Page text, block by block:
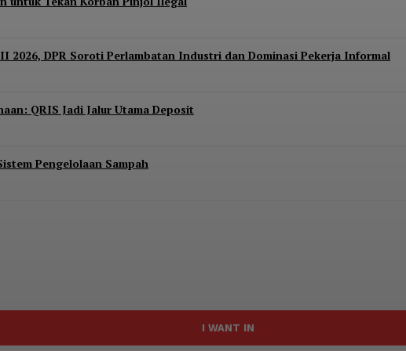
2026, DPR Soroti Perlambatan Industri dan Dominasi Pekerja Informal
QRIS Jadi Jalur Utama Deposit
Pengelolaan Sampah
I WANT IN